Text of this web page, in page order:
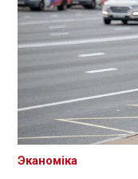
Эканоміка